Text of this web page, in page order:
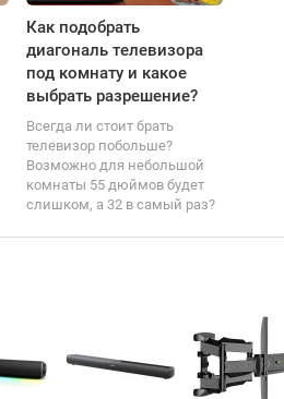
Как подобрать
диагональ телевизора
под комнату и какое
выбрать разрешение?
Всегда ли стоит брать
телевизор побольше?
Возможно для небольшой
комнаты 55 дюймов будет
слишком, а 32 в самый раз?